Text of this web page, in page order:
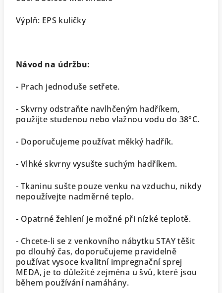
Výplň: EPS kuličky
Návod na údržbu:
- Prach jednoduše setřete.
- Skvrny odstraňte navlhčeným hadříkem,
použijte studenou nebo vlažnou vodu do 38°C.
- Doporučujeme používat měkký hadřík.
- Vlhké skvrny vysušte suchým hadříkem.
- Tkaninu sušte pouze venku na vzduchu, nikdy
nepoužívejte nadměrné teplo.
- Opatrné žehlení je možné při nízké teplotě.
- Chcete-li se z venkovního nábytku STAY těšit
po dlouhý čas, doporučujeme pravidelně
používat vysoce kvalitní impregnační sprej
MEDA, je to důležité zejména u švů, které jsou
během používání namáhány.